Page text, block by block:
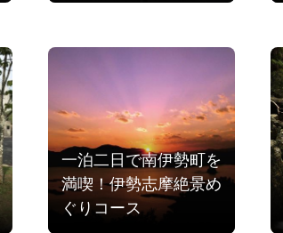
一泊二日で南伊勢町を
満喫！伊勢志摩絶景め
ぐりコース